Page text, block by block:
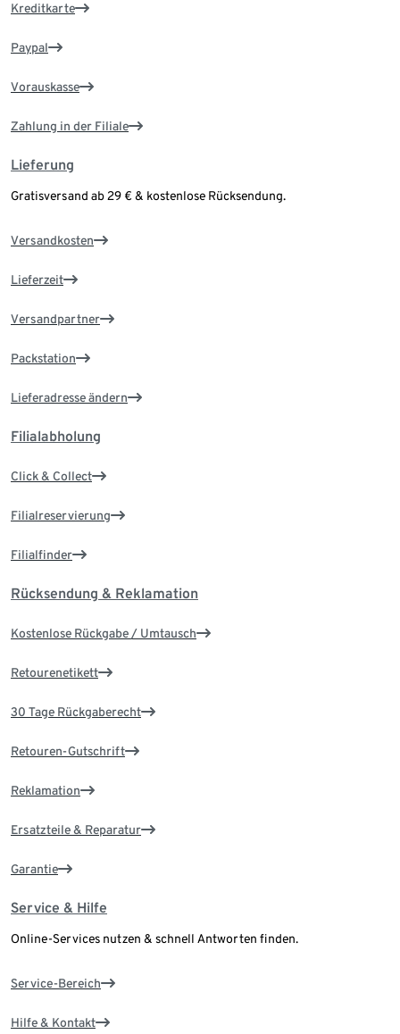
Kreditkarte
Paypal
Vorauskasse
Zahlung in der Filiale
Lieferung
Gratisversand ab 29 € & kostenlose Rücksendung.
Versandkosten
Lieferzeit
Versandpartner
Packstation
Lieferadresse ändern
Filialabholung
Click & Collect
Filialreservierung
Filialfinder
Rücksendung & Reklamation
Kostenlose Rückgabe / Umtausch
Retourenetikett
30 Tage Rückgaberecht
Retouren-Gutschrift
Reklamation
Ersatzteile & Reparatur
Garantie
Service & Hilfe
Online-Services nutzen & schnell Antworten finden.
Service-Bereich
Hilfe & Kontakt